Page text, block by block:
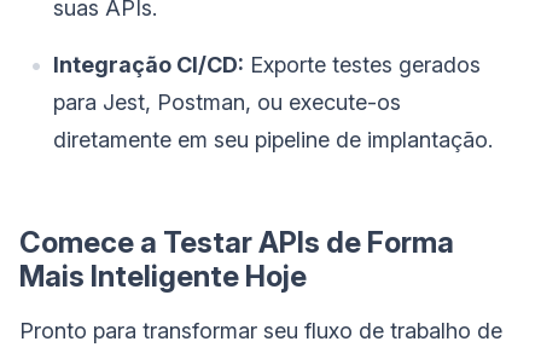
suas APIs.
Integração CI/CD: Exporte testes gerados
para Jest, Postman, ou execute-os
diretamente em seu pipeline de implantação.
Comece a Testar APIs de Forma
Mais Inteligente Hoje
Pronto para transformar seu fluxo de trabalho de